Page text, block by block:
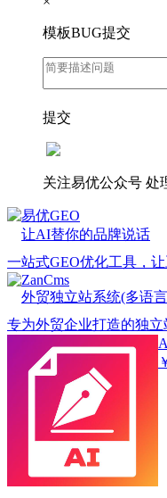
模板BUG提交
提交
关注易优公众号 处
易优GEO
让AI替你的品牌说话
一站式GEO优化工具，
ZanCms
外贸独立站系统(多语
专为外贸企业打造的独立